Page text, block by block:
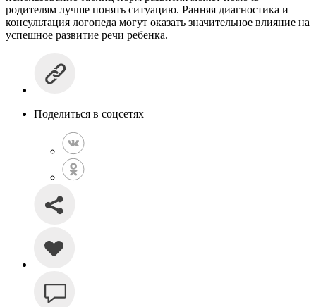
родителям лучше понять ситуацию. Ранняя диагностика и
консультация логопеда могут оказать значительное влияние на
успешное развитие речи ребенка.
Поделиться в соцсетях